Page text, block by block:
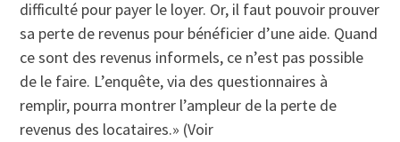
difficulté pour payer le loyer. Or, il faut pouvoir prouver
sa perte de revenus pour bénéficier d’une aide. Quand
ce sont des revenus informels, ce n’est pas possible
de le faire. L’enquête, via des questionnaires à
remplir, pourra montrer l’ampleur de la perte de
revenus des locataires.» (Voir